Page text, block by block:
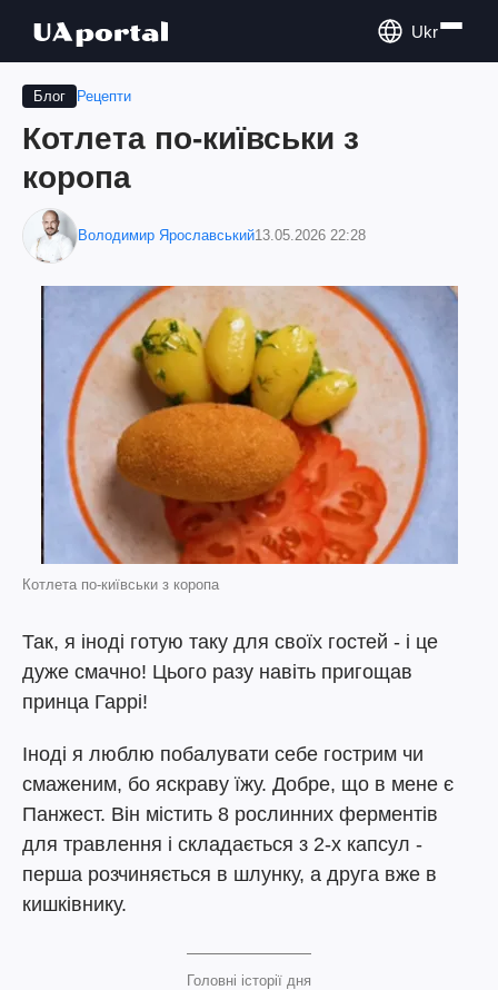
Ukr
Блог Рецепти
Котлета по-київськи з
коропа
Володимир Ярославський13.05.2026 22:28
Котлета по-київськи з коропа
Так, я іноді готую таку для своїх гостей - і це
дуже смачно! Цього разу навіть пригощав
принца Гаррі!
Іноді я люблю побалувати себе гострим чи
смаженим, бо яскраву їжу. Добре, що в мене є
Панжест. Він містить 8 рослинних ферментів
для травлення і складається з 2-х капсул -
перша розчиняється в шлунку, а друга вже в
кишківнику.
Головні історії дня